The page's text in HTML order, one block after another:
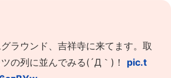
ラウンド、吉祥寺に来てます。取
の列に並んでみる(´Д｀)！ pic.t